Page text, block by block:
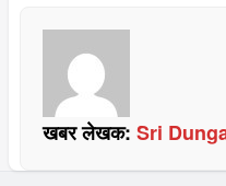
खबर लेखक: Sri